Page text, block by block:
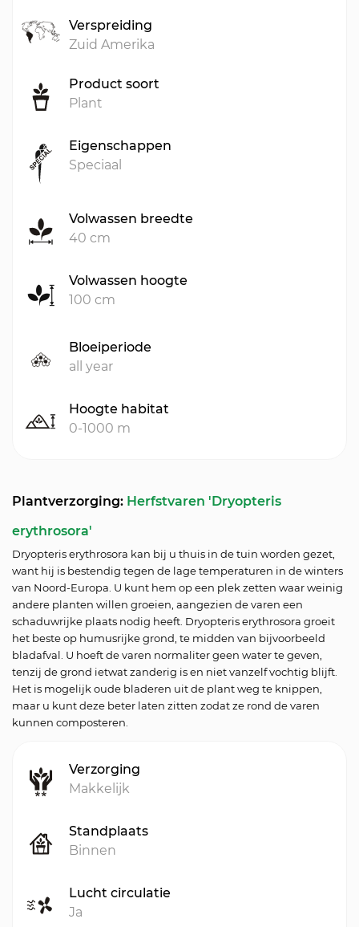
Verspreiding
Zuid Amerika
Product soort
Plant
Eigenschappen
Speciaal
Volwassen breedte
40 cm
Volwassen hoogte
100 cm
Bloeiperiode
all year
Hoogte habitat
0-1000 m
Plantverzorging: Herfstvaren 'Dryopteris
erythrosora'
Dryopteris erythrosora kan bij u thuis in de tuin worden gezet,
want hij is bestendig tegen de lage temperaturen in de winters
van Noord-Europa. U kunt hem op een plek zetten waar weinig
andere planten willen groeien, aangezien de varen een
schaduwrijke plaats nodig heeft. Dryopteris erythrosora groeit
het beste op humusrijke grond, te midden van bijvoorbeeld
bladafval. U hoeft de varen normaliter geen water te geven,
tenzij de grond ietwat zanderig is en niet vanzelf vochtig blijft.
Het is mogelijk oude bladeren uit de plant weg te knippen,
maar u kunt deze beter laten zitten zodat ze rond de varen
kunnen composteren.
Verzorging
Makkelijk
Standplaats
Binnen
Lucht circulatie
Ja